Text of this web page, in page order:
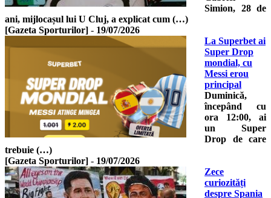
Simion, 28 de
ani, mijlocașul lui U Cluj, a explicat cum (…)
[Gazeta Sporturilor] - 19/07/2026
La Superbet ai
Super Drop
mondial, cu
Messi erou
principal
Duminică,
începând cu
ora 12:00, ai
un Super
Drop de care
trebuie (…)
[Gazeta Sporturilor] - 19/07/2026
Zece
curiozități
despre Spania